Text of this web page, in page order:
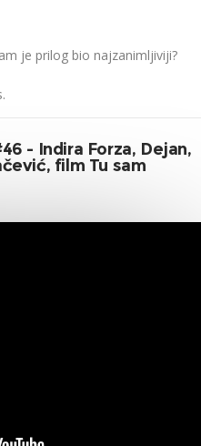
je prilog bio najzanimljiviji?
- Indira Forza, Dejan,
film Tu sam